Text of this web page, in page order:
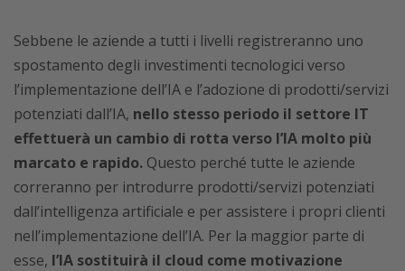
Sebbene le aziende a tutti i livelli registreranno uno
spostamento degli investimenti tecnologici verso
l’implementazione dell’IA e l’adozione di prodotti/servizi
potenziati dall’IA, nello stesso periodo il settore IT
effettuerà un cambio di rotta verso l’IA molto più
marcato e rapido. Questo perché tutte le aziende
correranno per introdurre prodotti/servizi potenziati
dall’intelligenza artificiale e per assistere i propri clienti
nell’implementazione dell’IA. Per la maggior parte di
esse, l’IA sostituirà il cloud come motivazione